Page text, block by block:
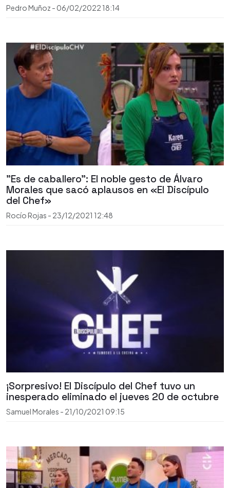
Pedro Muñoz - 06/02/2022 18:14
"Es de caballero": El noble gesto de Álvaro
Morales que sacó aplausos en «El Discípulo
del Chef»
Rocío Rojas - 23/12/2021 12:48
¡Sorpresivo! El Discípulo del Chef tuvo un
inesperado eliminado el jueves 20 de octubre
Samuel Morales - 21/10/2021 09:15